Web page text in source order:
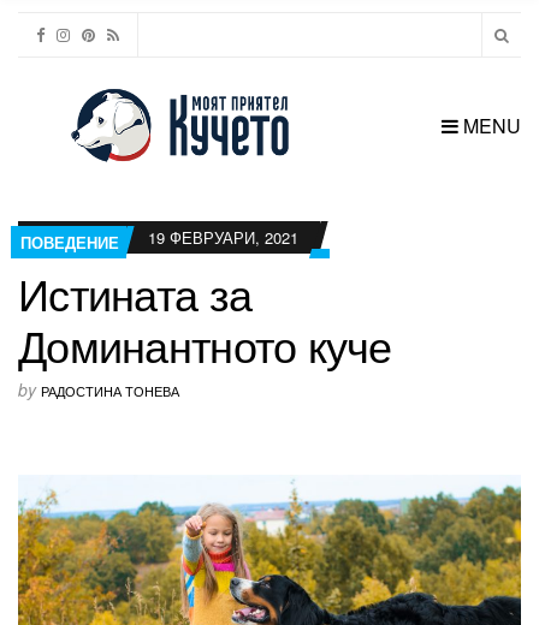
MENU
ПОВЕДЕНИЕ 19 ФЕВРУАРИ, 2021
Истината за
Доминантното куче
by РАДОСТИНА ТОНЕВА